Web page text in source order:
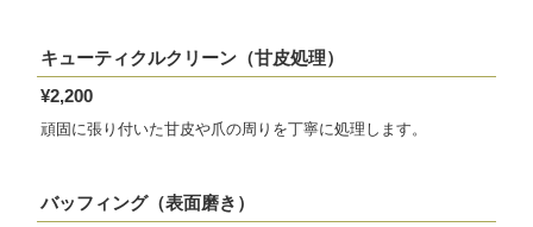
キューティクルクリーン（甘皮処理）
¥2,200
頑固に張り付いた甘皮や爪の周りを丁寧に処理します。
バッフィング（表面磨き）